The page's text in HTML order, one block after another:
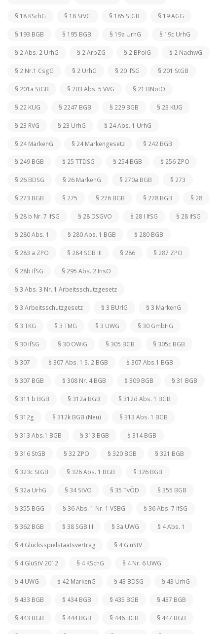
§ 18 KSchG § 18 StVG § 185 StGB § 19 AGG
§ 193 BGB § 195 BGB § 19a UrhG § 19c UrhG
§ 2 Abs. 2 UrhG § 2 ArbZG § 2 BPolG § 2 NachwG
§ 2 Nr.1 CsgG § 2 UrhG § 20 IfSG § 201 StGB
§ 201a StGB § 203 Abs. 5 VVG § 21 BNotO
§ 22 KUG § 2247 BGB § 229 BGB § 23 KUG
§ 23 RVG § 23 UrhG § 24 Abs. 1 UrhG
§ 24 MarkenG § 24 Markengesetz § 242 BGB
§ 249 BGB § 25 TTDSG § 254 BGB § 256 ZPO
§ 26 BDSG § 26 MarkenG § 270a BGB § 273
§ 273 BGB § 275 § 276 BGB § 278 BGB § 28
§ 28 b Nr. 7 IfSG § 28 DSGVO § 28 I IfSG § 28 IfSG
§ 280 Abs. 1 § 280 Abs. 1 BGB § 280 BGB
§ 283 a ZPO § 284 SGB III § 286 § 287 ZPO
§ 28b IfSG § 295 Abs. 2 InsO
§ 3 Abs. 3 Nr. 1 Arbeitsschutzgesetz
§ 3 Arbeitsschutzgesetz § 3 BUrlG § 3 MarkenG
§ 3 TKG § 3 TMG § 3 UWG § 30 GmbHG
§ 30 IfSG § 30 OWiG § 305 BGB § 305c BGB
§ 307 § 307 Abs. 1 S. 2 BGB § 307 Abs.1 BGB
§ 307 BGB § 308 Nr. 4 BGB § 309 BGB § 31 BGB
§ 311 b BGB § 312a BGB § 312d Abs. 1 BGB
§ 312g § 312k BGB (Neu) § 313 Abs. 1 BGB
§ 313 Abs.1 BGB § 313 BGB § 314 BGB
§ 316 StGB § 32 ZPO § 320 BGB § 321 BGB
§ 323c StGB § 326 Abs. 1 BGB § 326 BGB
§ 32a UrhG § 34 StVO § 35 TvÖD § 355 BGB
§ 355 BGG § 36 Abs. 1 Nr. 1 VSBG § 36 Abs. 7 IfSG
§ 362 BGB § 38 SGB III § 3a UWG § 4 Abs. 1
§ 4 Glücksspielstaatsvertrag § 4 GlüStV
§ 4 GlüStV 2012 § 4 KSchG § 4 Nr. 6 UWG
§ 4 UWG § 42 MarkenG § 43 BDSG § 43 UrhG
§ 433 BGB § 434 BGB § 435 BGB § 437 BGB
§ 443 BGB § 444 BGB § 446 BGB § 447 BGB